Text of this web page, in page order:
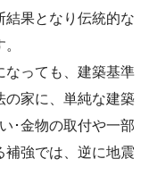
結果となり伝統的な
なっても、建築基準
の家に、単純な建築
･金物の取付や一部
補強では、逆に地震